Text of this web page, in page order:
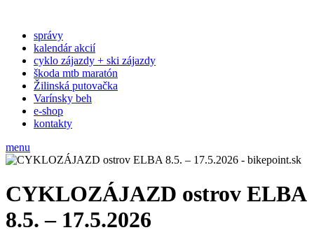
správy
kalendár akcií
cyklo zájazdy + ski zájazdy
škoda mtb maratón
Žilinská putovačka
Varínsky beh
e-shop
kontakty
menu
CYKLOZÁJAZD ostrov ELBA
8.5. – 17.5.2026